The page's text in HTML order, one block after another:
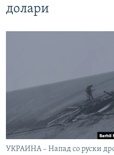
долари
УКРАИНА – Напад со руски